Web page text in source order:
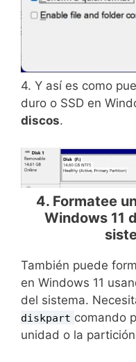
4. Y así es como
duro o SSD en
discos.
4. Formatee
Windows 11
También puede
en Windows 11
del sistema.
diskpart comando
unidad o la